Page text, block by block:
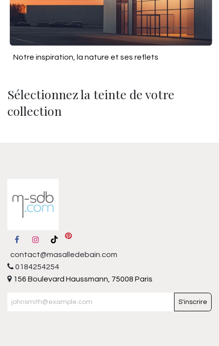
Sélectionnez la teinte de votre
collection
Notre inspiration, la nature et ses reflets
contact@masalledebain.com
0184254254
156 Boulevard Haussmann, 75008 Paris
S'inscrire